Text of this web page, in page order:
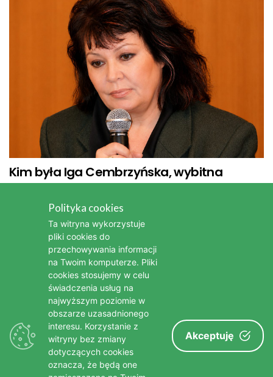
Kim była Iga Cembrzyńska, wybitna
aktorka i piosenkarka
Kim była Bonnie Tyler - legendarna wokalistka popowa i
Kim była Stanisława Celińska - wybitna polska aktorka
Nie żyje Bożena Dykiel, wybitna aktorka teatralna i filmowa
Nie żyje Edward Linde-Lubaszenko, wybitny polski aktor
Nie żyje Brigitte Bardot - jedna z największych gwiazd
francuskiego kina
Polityka cookies
Ta witryna wykorzystuje
pliki cookies do
przechowywania informacji
na Twoim komputerze. Pliki
cookies stosujemy w celu
świadczenia usług na
najwyższym poziomie w
obszarze uzasadnionego
interesu. Korzystanie z
witryny bez zmiany
dotyczących cookies
oznacza, że będą one
Akceptuję